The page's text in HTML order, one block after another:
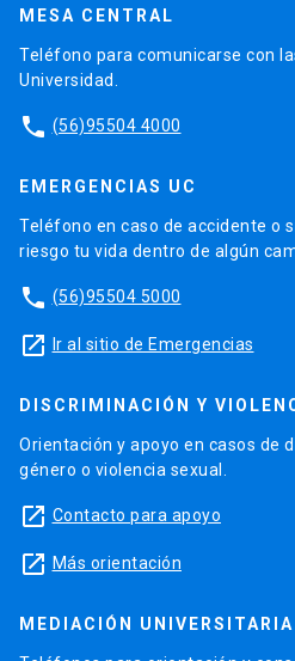
MESA CENTRAL
Teléfono para comunicarse con
Universidad.
phone (56)95504 4000
EMERGENCIAS UC
Teléfono en caso de accidente o
riesgo tu vida dentro de algún
phone (56)95504 5000
launch Ir al sitio de Emergencias
DISCRIMINACIÓN Y
Orientación y apoyo en casos de
género o violencia sexual.
launch Contacto para apoyo
launch Más orientación
MEDIACIÓN UNIVERSITARIA